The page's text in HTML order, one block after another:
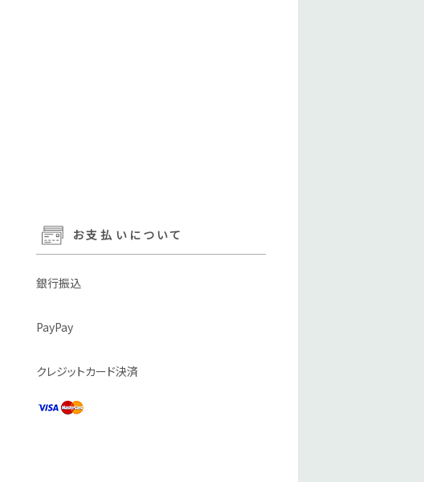
お支払いについて
銀行振込
PayPay
クレジットカード決済